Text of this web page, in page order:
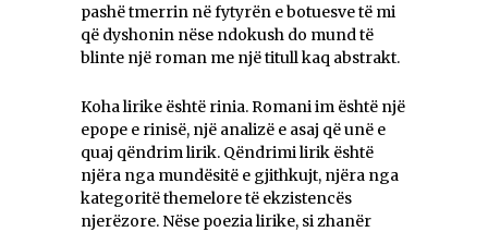
pashë tmerrin në fytyrën e botuesve të mi
që dyshonin nëse ndokush do mund të
blinte një roman me një titull kaq abstrakt.
Koha lirike është rinia. Romani im është një
epope e rinisë, një analizë e asaj që unë e
quaj qëndrim lirik. Qëndrimi lirik është
njëra nga mundësitë e gjithkujt, njëra nga
kategoritë themelore të ekzistencës
njerëzore. Nëse poezia lirike, si zhanër